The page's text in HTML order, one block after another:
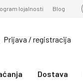
lojalnosti Blog
Prijava / registracija
Dostava